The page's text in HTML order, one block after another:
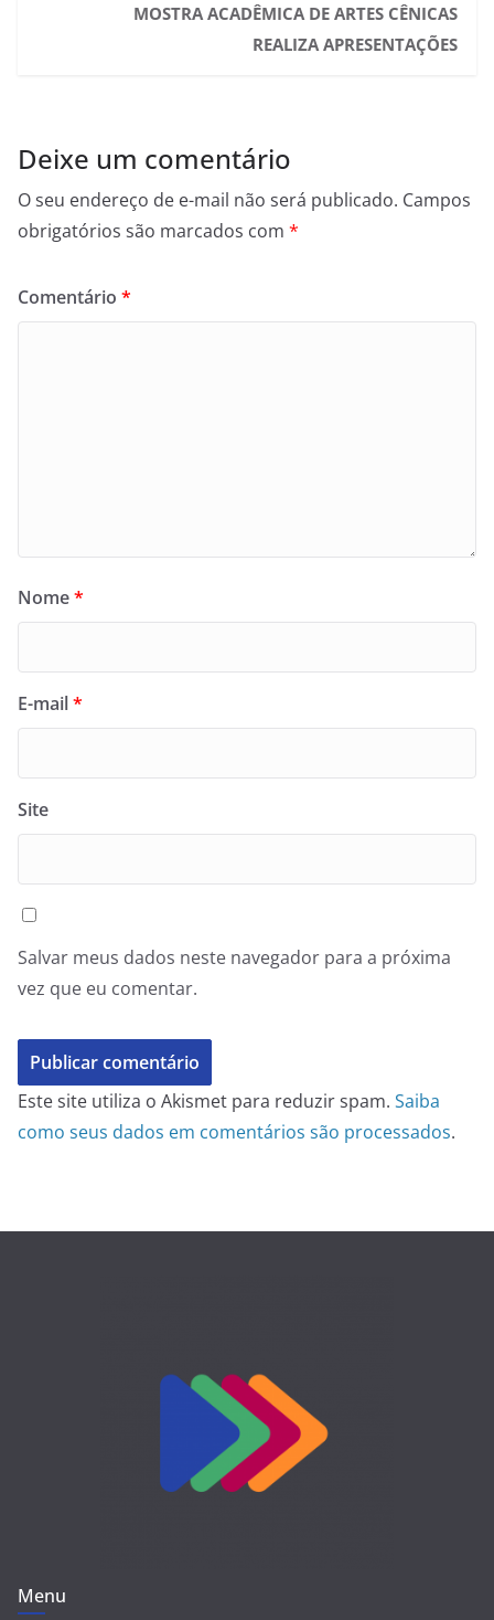
MOSTRA ACADÊMICA DE ARTES CÊNICAS
REALIZA APRESENTAÇÕES
Deixe um comentário
O seu endereço de e-mail não será publicado. Campos
obrigatórios são marcados com *
Comentário *
Nome*
E-mail*
Site
Salvar meus dados neste navegador para a próxima
vez que eu comentar.
Este site utiliza o Akismet para reduzir spam. Saiba
como seus dados em comentários são processados.
Menu